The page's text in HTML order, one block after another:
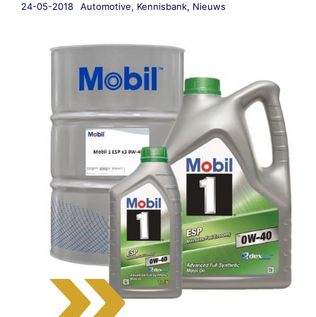
24-05-2018 Automotive, Kennisbank, Nieuws